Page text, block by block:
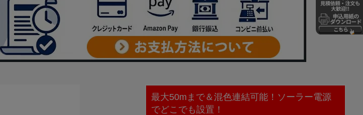
最大50mまで＆混色連結可能！ソーラー電源
でどこでも設置！